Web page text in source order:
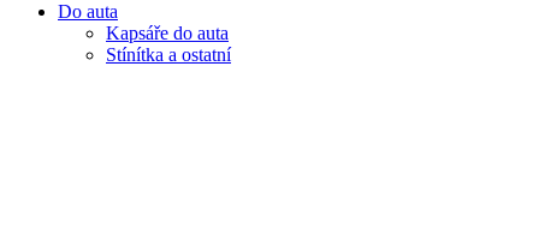
Do auta
Kapsáře do auta
Stínítka a ostatní